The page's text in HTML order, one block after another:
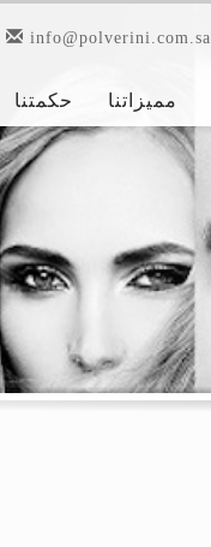
info@polverini.com.sa
مميزاتنا حكمتنا